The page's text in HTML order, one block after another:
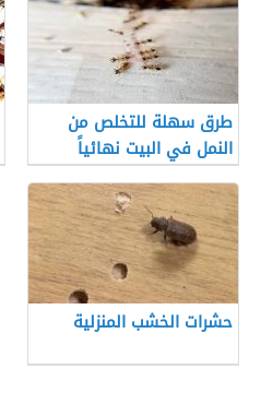
طرق سهلة للتخلص من
النمل في البيت نهائياً
حشرات الخشب المنزلية